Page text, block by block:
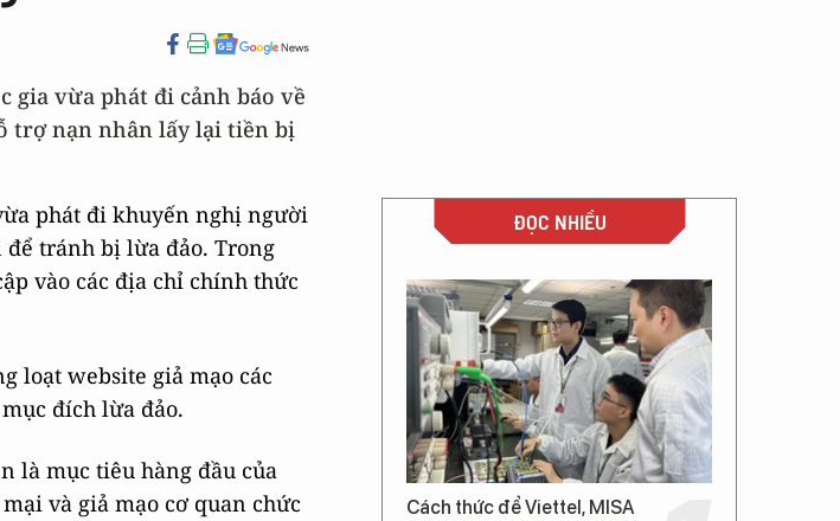
gia vừa phát đi cảnh báo về
trợ nạn nhân lấy lại tiền bị
phát đi khuyến nghị người
tránh bị lừa đảo. Trong
vào các địa chỉ chính thức
loạt website giả mạo các
đích lừa đảo.
là mục tiêu hàng đầu của
và giả mạo cơ quan chức
ĐỌC NHIỀU
Cách thức để Viettel, MISA